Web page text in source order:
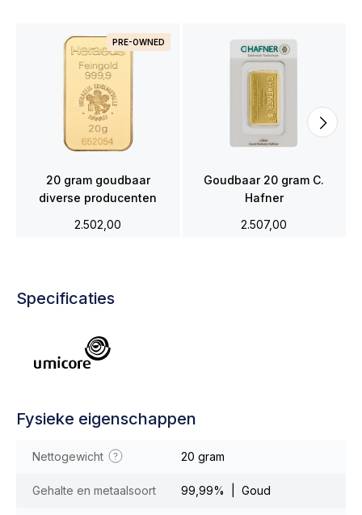
PRE-OWNED
20 gram goudbaar
diverse producenten
2.502,00
Goudbaar 20 gram C.
Hafner
2.507,00
Specificaties
Fysieke eigenschappen
Nettogewicht 20 gram
Gehalte en metaalsoort 99,99% | Goud